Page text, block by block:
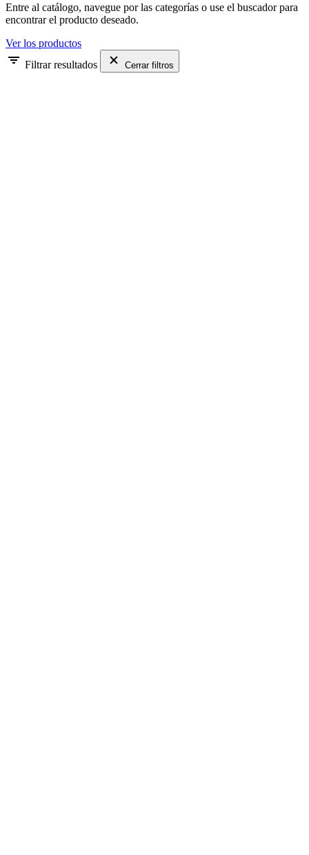
Entre al catálogo, navegue por las categorías o use el buscador para
encontrar el producto deseado.
Ver los productos
Filtrar resultados
Cerrar filtros